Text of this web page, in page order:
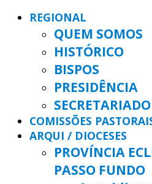
REGIONAL
QUEM SOMOS
HISTÓRICO
BISPOS
PRESIDÊNCIA
COMISSÕES
ARQUI / DIOCESES
PROVÍNCIA
PASSO FUNDO